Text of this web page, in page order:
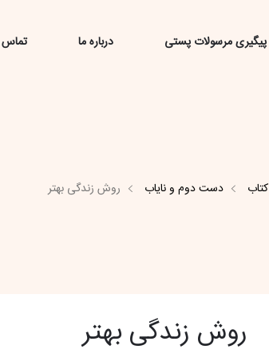
پیگیری مرسولات پستی درباره ما تماس
کتاب دست دوم و نایاب روش زندگی بهتر
روش زندگی بهتر